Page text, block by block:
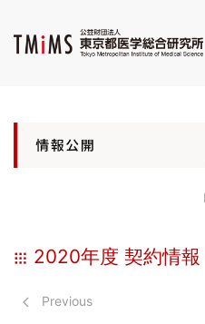
2020年度 契約情報
Previous